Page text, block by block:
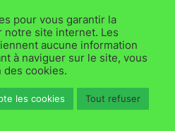
WordPress
pour vous garantir la
notre site internet. Les
aucune information
à naviguer sur le site, vous
cookies.
les cookies Tout refuser